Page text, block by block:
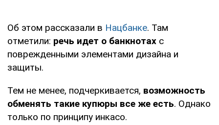
Об этом рассказали в Нацбанке. Там
отметили: речь идет о банкнотах с
поврежденными элементами дизайна и
защиты.
Тем не менее, подчеркивается, возможность
обменять такие купюры все же есть. Однако
только по принципу инкасо.